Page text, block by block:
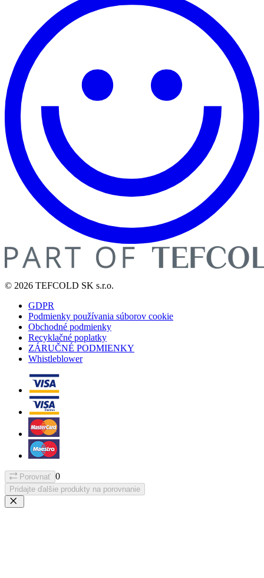
© 2026 TEFCOLD SK s.r.o.
GDPR
Podmienky používania súborov cookie
Obchodné podmienky
Recyklačné poplatky
ZÁRUČNÉ PODMIENKY
Whistleblower
Porovnať 0
Pridajte ďalšie produkty na porovnanie